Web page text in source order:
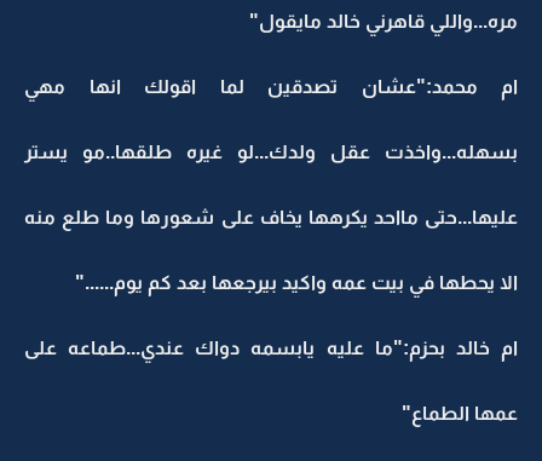
مره...واللي قاهرني خالد مايقول"
ام محمد:"عشان تصدقين لما اقولك انها مهي
بسهله...واخذت عقل ولدك...لو غيره طلقها..مو يستر
عليها...حتى مااحد يكرهها يخاف على شعورها وما طلع منه
الا يحطها في بيت عمه واكيد بيرجعها بعد كم يوم......"
ام خالد بحزم:"ما عليه يابسمه دواك عندي...طماعه على
عمها الطماع"